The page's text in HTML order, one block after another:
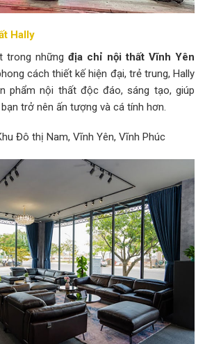
Hally
trong nhữngđịa chỉ nội thất Vĩnh Yên
cách thiết kế hiện đại, trẻ trung, Hally
phẩm nội thất độc đáo, sáng tạo, giúp
trở nên ấn tượng và cá tính hơn.
Đô thị Nam, Vĩnh Yên, Vĩnh Phúc